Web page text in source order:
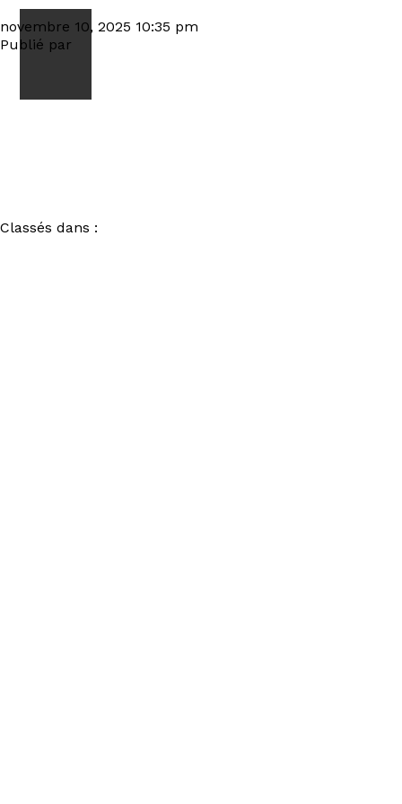
mondrag
novembre 10, 2025 10:35 pm
Publié par
Classés dans :